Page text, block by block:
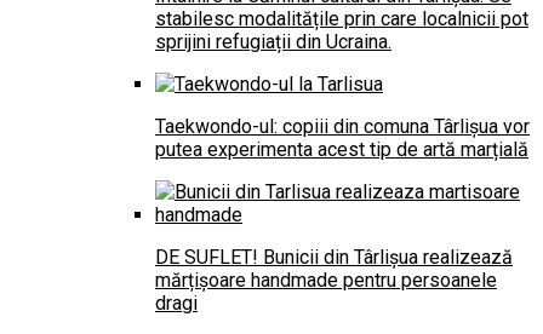
stabilesc modalitățile prin care localnicii pot
sprijini refugiații din Ucraina.
Taekwondo-ul: copiii din comuna Târlișua vor
putea experimenta acest tip de artă marțială
DE SUFLET! Bunicii din Târlișua realizează
mărțișoare handmade pentru persoanele
dragi